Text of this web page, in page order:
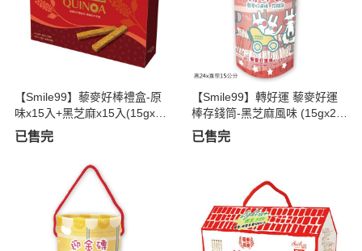
【Smile99】藜麥好棒禮盒-原
味x15入+黑芝麻x15入(15gx30
入/盒)
已售完
【Smile99】轉好運 藜麥好運
棒存錢筒-黑芝麻風味 (15gx20
入/筒)
已售完